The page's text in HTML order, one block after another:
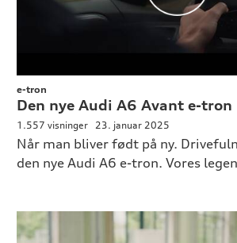
e-tron
Den nye Audi A6 Avant e-tron
1.557 visninger 23. januar 2025
Når man bliver født på ny.
den nye Audi A6 e-tron. Vores